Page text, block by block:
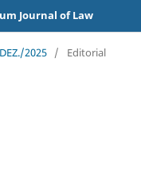
Journal of Law
2025 / Editorial